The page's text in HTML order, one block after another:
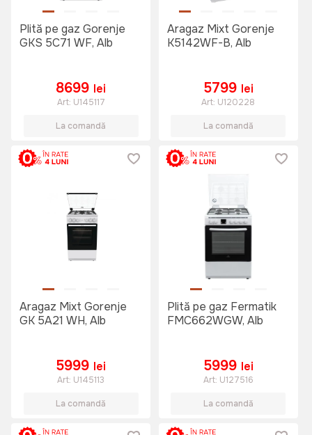
Plită pe gaz Gorenje
GKS 5C71 WF, Alb
8699 lei
Art: U145117
La comandă
Aragaz Mixt Gorenje
K5142WF-B, Alb
5799 lei
Art: U120228
La comandă
Aragaz Mixt Gorenje
GK 5A21 WH, Alb
5999 lei
Art: U145113
La comandă
Plită pe gaz Fermatik
FMC662WGW, Alb
5999 lei
Art: U127516
La comandă